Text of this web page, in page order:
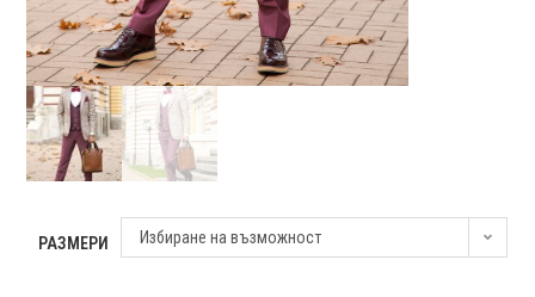
РАЗМЕРИ Избиране на възможност